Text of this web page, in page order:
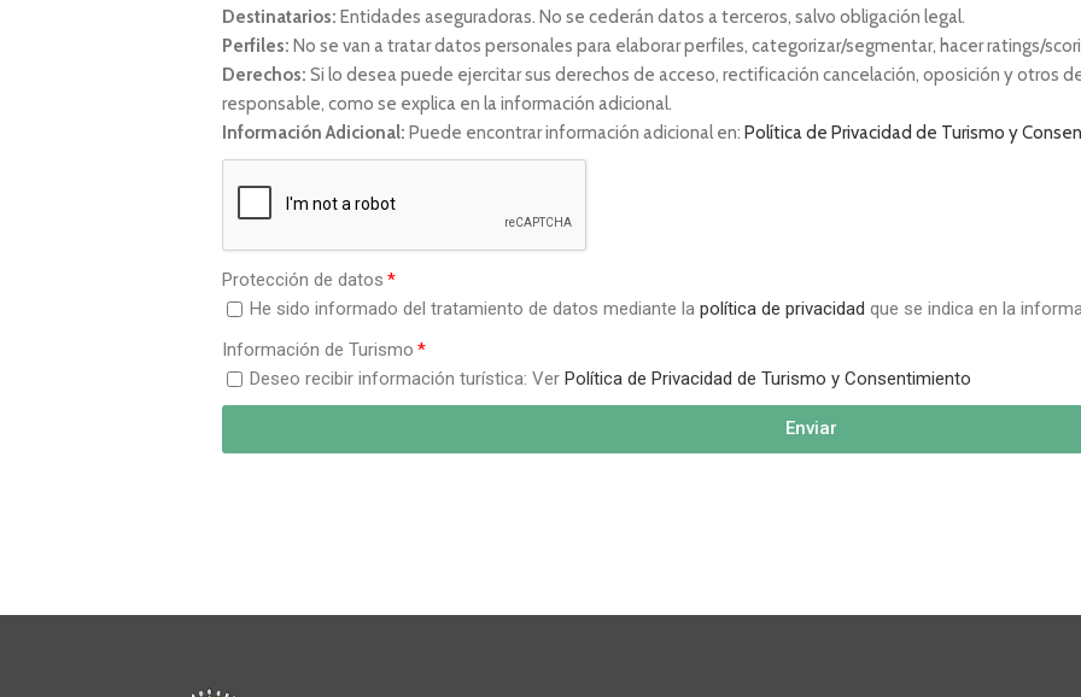
Destinatarios: Entidades aseguradoras. No se cederán datos a terceros, salvo obligación legal.
Perfiles: No se van a tratar datos personales para elaborar perfiles, categorizar/segmentar, hacer ratings/
Derechos: Si lo desea puede ejercitar sus derechos de acceso, rectificación cancelación, oposición y otros
responsable, como se explica en la información adicional.
Información Adicional: Puede encontrar información adicional en: Política de Privacidad de Turismo y
Protección de datos
He sido informado del tratamiento de datos mediante la política de privacidad que se indica en la
Información de Turismo
Deseo recibir información turística: Ver Política de Privacidad de Turismo y Consentimiento
Enviar